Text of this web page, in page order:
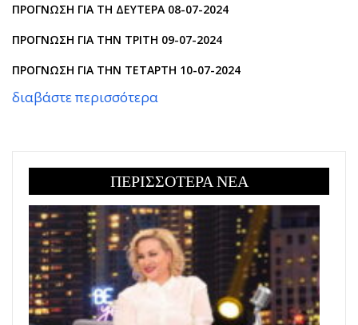
ΠΡΟΓΝΩΣΗ ΓΙΑ ΤΗ ΔΕΥΤΕΡΑ 08-07-2024
ΠΡΟΓΝΩΣΗ ΓΙΑ ΤΗΝ ΤΡΙΤΗ 09-07-2024
ΠΡΟΓΝΩΣΗ ΓΙΑ ΤΗΝ ΤΕΤΑΡΤΗ 10-07-2024
διαβάστε περισσότερα
ΠΕΡΙΣΣΟΤΕΡΑ ΝΕΑ